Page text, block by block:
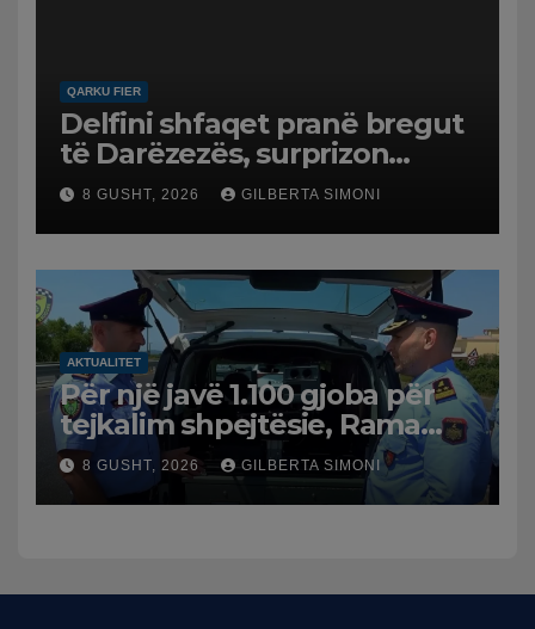
QARKU FIER
Delfini shfaqet pranë bregut
të Darëzezës, surprizon
pushuesit dhe banorët
8 GUSHT, 2026 GILBERTA SIMONI
AKTUALITET
Për një javë 1.100 gjoba për
tejkalim shpejtësie, Rama
publikon videon: Kamerat e
trafikut së shpejti në
funksion
8 GUSHT, 2026 GILBERTA SIMONI